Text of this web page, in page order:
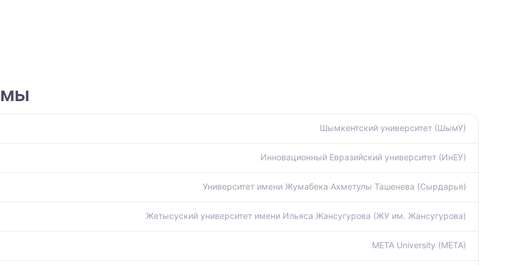
Шымкентский университет (ШымУ)
Инновационный Евразийский университет (ИнЕУ)
Университет имени Жумабека Ахметулы Ташенева (Сырдарья)
Жетысуский университет имени Ильяса Жансугурова (ЖУ им. Жансугурова)
META University (META)